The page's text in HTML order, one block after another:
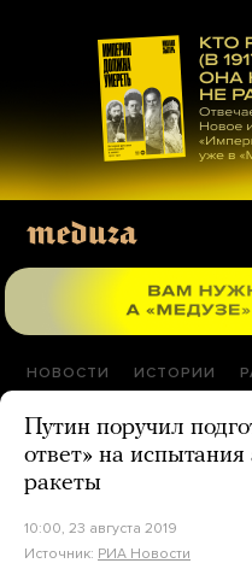
материалам
НОВОСТИ ИСТОРИИ
Путин поручил
ответ» на
ракеты
10:00, 23 августа 2019
Источник: РИА Новости